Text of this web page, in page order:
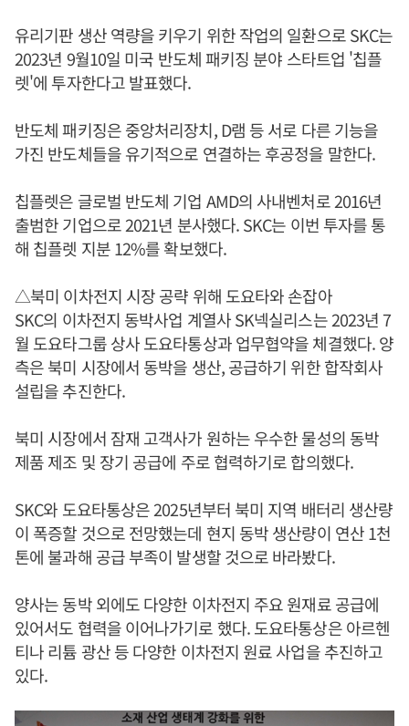
유리기판 생산 역량을 키우기 위한 작업의 일환으로 SKC는
2023년 9월10일 미국 반도체 패키징 분야 스타트업 '칩플
렛'에 투자한다고 발표했다.
반도체 패키징은 중앙처리장치, D램 등 서로 다른 기능을
가진 반도체들을 유기적으로 연결하는 후공정을 말한다.
칩플렛은 글로벌 반도체 기업 AMD의 사내벤처로 2016년
출범한 기업으로 2021년 분사했다. SKC는 이번 투자를 통
해 칩플렛 지분 12%를 확보했다.
△북미 이차전지 시장 공략 위해 도요타와 손잡아
SKC의 이차전지 동박사업 계열사 SK넥실리스는 2023년 7
월 도요타그룹 상사 도요타통상과 업무협약을 체결했다. 양
측은 북미 시장에서 동박을 생산, 공급하기 위한 합작회사
설립을 추진한다.
북미 시장에서 잠재 고객사가 원하는 우수한 물성의 동박
제품 제조 및 장기 공급에 주로 협력하기로 합의했다.
SKC와 도요타통상은 2025년부터 북미 지역 배터리 생산량
이 폭증할 것으로 전망했는데 현지 동박 생산량이 연산 1천
톤에 불과해 공급 부족이 발생할 것으로 바라봤다.
양사는 동박 외에도 다양한 이차전지 주요 원재료 공급에
있어서도 협력을 이어나가기로 했다. 도요타통상은 아르헨
티나 리튬 광산 등 다양한 이차전지 원료 사업을 추진하고
있다.